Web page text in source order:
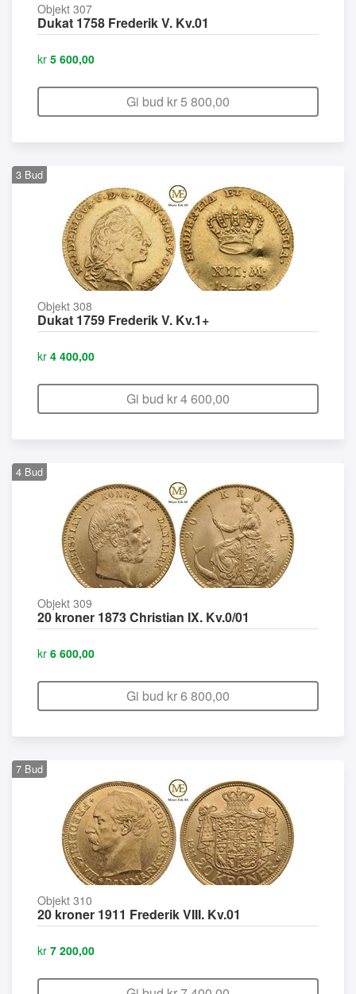
Objekt 307
Dukat 1758 Frederik V. Kv.01
kr 5 600,00
Gi bud kr5 800,00
3 Bud
Objekt 308
Dukat 1759 Frederik V. Kv.1+
kr 4 400,00
Gi bud kr4 600,00
4 Bud
Objekt 309
20 kroner 1873 Christian IX. Kv.0/01
kr 6 600,00
Gi bud kr6 800,00
7 Bud
Objekt 310
20 kroner 1911 Frederik VIII. Kv.01
kr 7 200,00